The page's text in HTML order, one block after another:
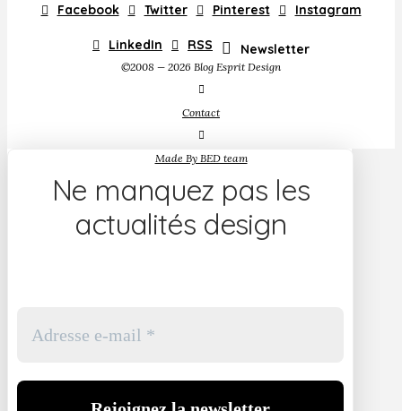
Facebook Twitter Pinterest Instagram
LinkedIn RSS Newsletter
©2008 — 2026 Blog Esprit Design
Contact
Made By BED team
Ne manquez pas les
actualités design